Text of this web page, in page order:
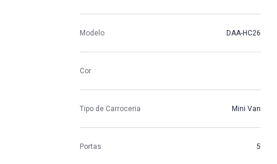
Modelo DAA-HC26
Cor
Tipo de Carroceria Mini Van
Portas 5